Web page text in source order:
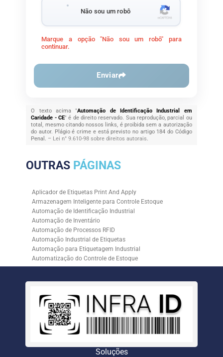
Não sou um robô
Marque a opção "Não sou um robô" para
continuar.
Enviar
O texto acima "Automação de Identificação Industrial em
Caridade - CE" é de direito reservado. Sua reprodução, parcial ou
total, mesmo citando nossos links, é proibida sem a autorização
do autor. Plágio é crime e está previsto no artigo 184 do Código
Penal. – Lei n° 9.610-98 sobre direitos autorais.
OUTRAS PÁGINAS
Aplicador de Etiquetas Print And Apply
Armazenagem Inteligente para Controle Estoque
Automação de Identificação Industrial
Automação de Inventário
Automação de Processos RFID
Automação Industrial de Etiquetas
Automação para Etiquetagem Industrial
Automatização do Controle de Estoque
Controle de Estoque com RFID
Empresa de Automação para Processos Logísticos
Empresa de Rastreabilidade Industrial
Empresa de Soluções para Etiquetagem
Empresa Especializada em Inventário de Estoque
Etiqueta RFID para Controle de Estoque
Inventário de Estoque Automatizado
Soluções